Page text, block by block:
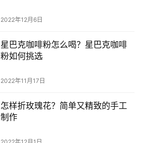
2022年12月6日
星巴克咖啡粉怎么喝？星巴克咖啡
粉如何挑选
怎样折玫瑰花？简单又精致的手工
制作